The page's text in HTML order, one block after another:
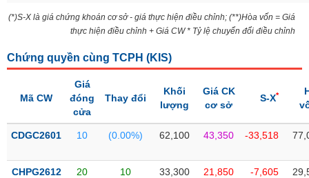
Tâm
thị
trường
(*)S-X là giá chứng khoán cơ sở - giá thực hiện điều chỉnh; (**)Hòa vốn = Giá
thực hiện điều chỉnh + Giá CW * Tỷ lệ chuyển đổi điều chỉnh
Chứng quyền cùng TCPH (KIS)
Mã CW
Giá
đóng
cửa
Thay đổi
Khối
lượng
Giá CK
cơ sở
S-X*
CDGC2601 10 (0.00%) 62,100 43,350 -33,518
CHPG2612 20
10
33,300 21,850 -7,605
DÙNG
KHÔNG
YẾU
TIÊU